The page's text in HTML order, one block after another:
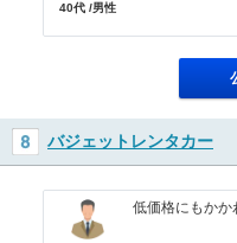
40代 /男性
バジェットレンタカー
低価格にもかか